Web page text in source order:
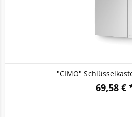
"CIMO"
69,58 €